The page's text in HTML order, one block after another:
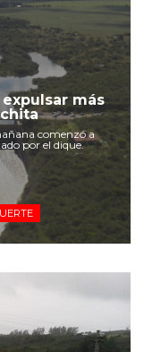
más
comenzó a
por el dique.